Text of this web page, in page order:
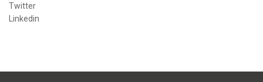
Twitter
Linkedin